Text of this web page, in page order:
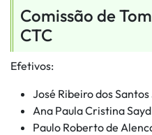
Comissão de
CTC
Efetivos:
José Ribeiro dos
Ana Paula Cristina Sayd
Paulo Roberto de